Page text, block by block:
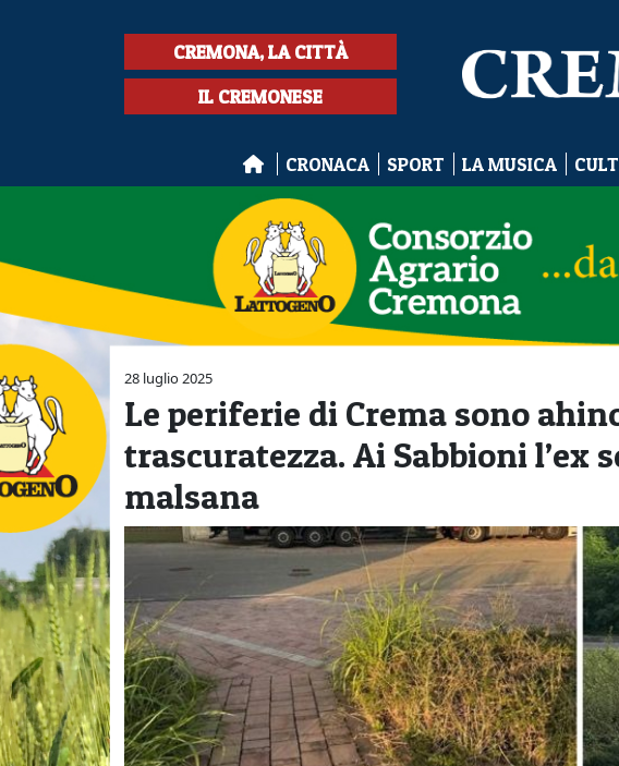
CREMONA, LA CITTÀ
IL CREMONESE
CRONACA SPORT LA MUSICA
28 luglio 2025
Le periferie di Crema sono
trascuratezza. Ai Sabbioni l’ex
malsana